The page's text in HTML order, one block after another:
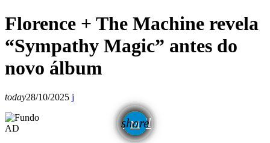
Florence + The Machine revela
“Sympathy Magic” antes do
novo álbum
today28/10/2025
share
email
AD